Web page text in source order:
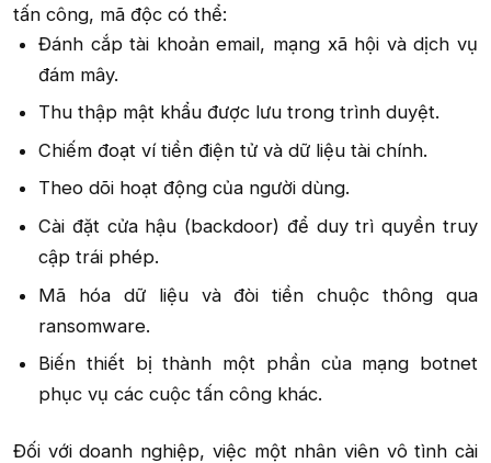
tấn công, mã độc có thể:​
Đánh cắp tài khoản email, mạng xã hội và dịch vụ
đám mây.​
Thu thập mật khẩu được lưu trong trình duyệt.​
Chiếm đoạt ví tiền điện tử và dữ liệu tài chính.​
Theo dõi hoạt động của người dùng.​
Cài đặt cửa hậu (backdoor) để duy trì quyền truy
cập trái phép.​
Mã hóa dữ liệu và đòi tiền chuộc thông qua
ransomware.​
Biến thiết bị thành một phần của mạng botnet
phục vụ các cuộc tấn công khác.​
Đối với doanh nghiệp, việc một nhân viên vô tình cài